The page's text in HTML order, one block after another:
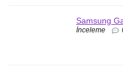
Samsung
İnceleme